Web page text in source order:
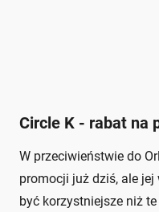
Circle K - rabat na
W przeciwieństwie do
promocji już dziś, ale
być korzystniejsze niż